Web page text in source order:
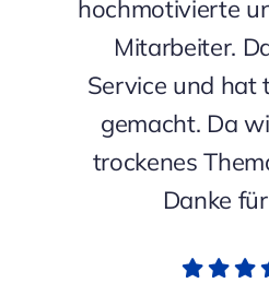
hochmotivierte
Mitarbeiter.
Service und hat
gemacht. Da
trockenes
Danke